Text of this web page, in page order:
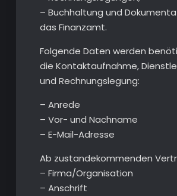
– Buchhaltung und
das Finanzamt.
Folgende Daten werden
die Kontaktaufnahme,
und Rechnungslegung:
– Anrede
– Vor- und Nachname
– E-Mail-Adresse
Ab zustandekommenden
– Firma/Organisation
– Anschrift